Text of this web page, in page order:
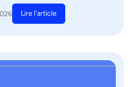
Lire l'article